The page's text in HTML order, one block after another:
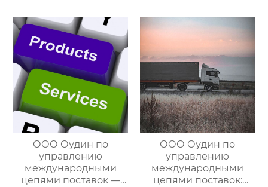
услуги для полного
цикла
посреднических
закупок Китай-Россия
поставок
ООО Оудин по
управлению
международными
цепями поставок —
ООО Оудин по
управлению
международными
цепями поставок: